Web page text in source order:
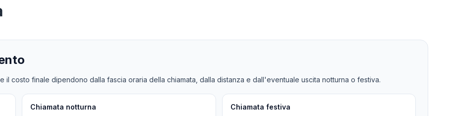
il costo finale dipendono dalla fascia oraria della chiamata, dalla distanza e dall'eventuale uscita notturna o festiva.
Chiamata notturna
Chiamata festiva